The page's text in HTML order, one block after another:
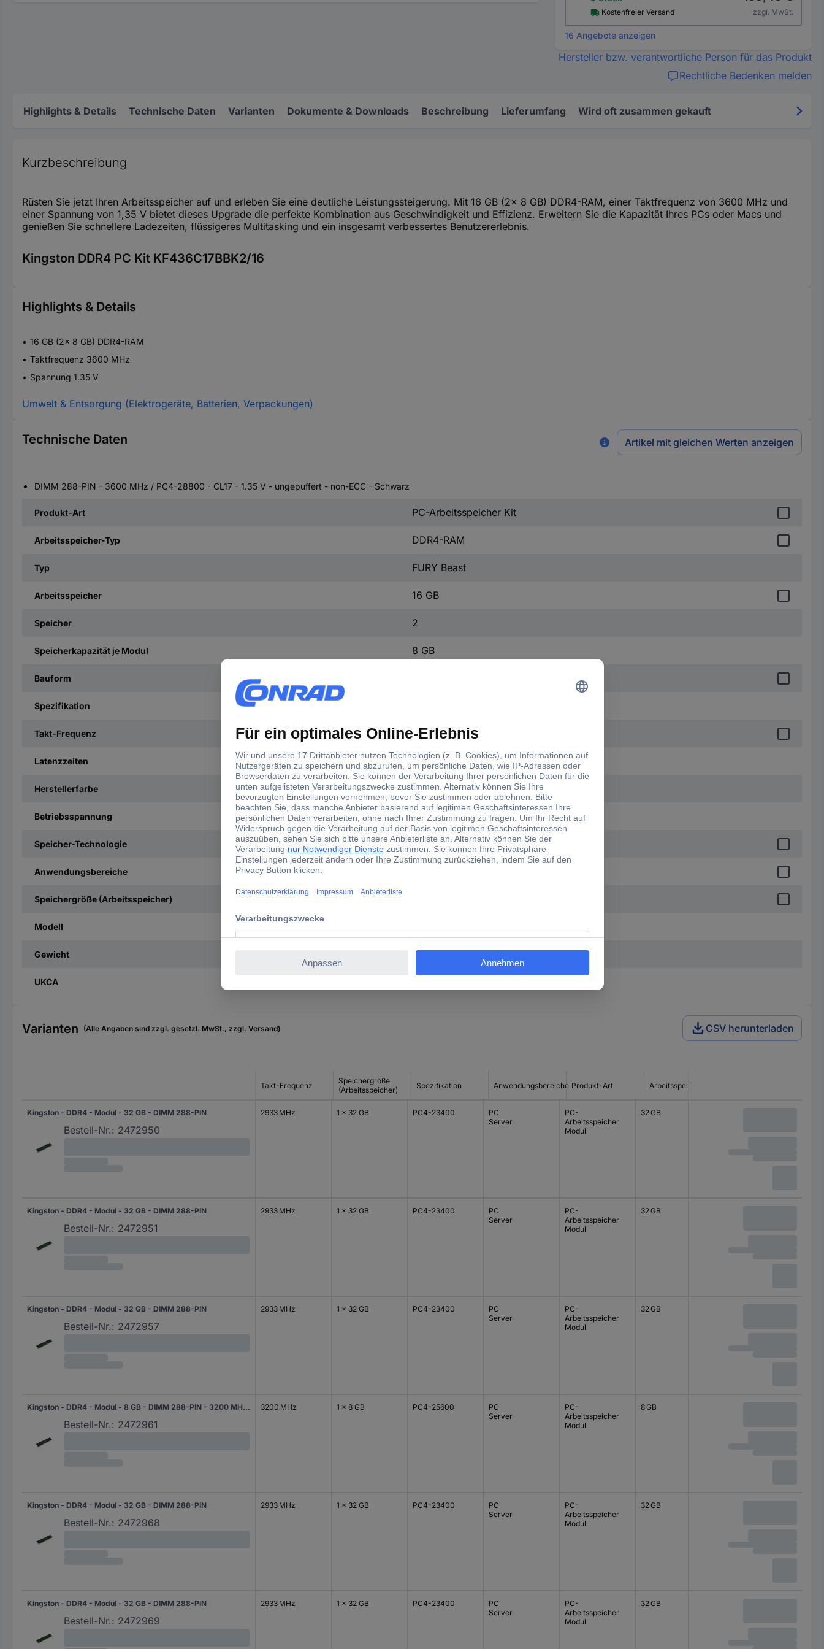
Kostenfreier Versand zzgl. MwSt.
16 Angebote anzeigen
Hersteller bzw. verantwortliche Person für das Produkt
Rechtliche Bedenken melden
Highlights & Details Technische Daten Varianten Dokumente & Downloads Beschreibung Lieferumfang Wird oft zusammen gekauft
Kurzbeschreibung
Rüsten Sie jetzt Ihren Arbeitsspeicher auf und erleben Sie eine deutliche Leistungssteigerung. Mit 16 GB (2x 8 GB) DDR4-RAM, einer Taktfrequenz von 3600 MHz und
einer Spannung von 1,35 V bietet dieses Upgrade die perfekte Kombination aus Geschwindigkeit und Effizienz. Erweitern Sie die Kapazität Ihres PCs oder Macs und
genießen Sie schnellere Ladezeiten, flüssigeres Multitasking und ein insgesamt verbessertes Benutzererlebnis.
Kingston DDR4 PC Kit KF436C17BBK2/16
Highlights & Details
16 GB (2x 8 GB) DDR4-RAM
Taktfrequenz 3600 MHz
Spannung 1.35 V
Umwelt & Entsorgung (Elektrogeräte, Batterien, Verpackungen)
Technische Daten Artikel mit gleichen Werten anzeigen
DIMM 288-PIN - 3600 MHz / PC4-28800 - CL17 - 1.35 V - ungepuffert - non-ECC - Schwarz
Produkt-Art PC-Arbeitsspeicher Kit
Arbeitsspeicher-Typ DDR4-RAM
Typ FURY Beast
Arbeitsspeicher 16 GB
Speicher 2
Speicherkapazität je Modul 8 GB
Bauform
Spezifikation
Takt-Frequenz 3600 MHz
Latenzzeiten CL17
Herstellerfarbe Schwarz
Betriebsspannung 1.35 V
Speicher-Technologie DDR4
Anwendungsbereiche
Speichergröße (Arbeitsspeicher)
Modell
Gewicht 0.096
UKCA
Varianten (Alle Angaben sind zzgl. gesetzl. MwSt., zzgl. Versand) CSV herunterladen
Takt-Frequenz
Speichergröße
(Arbeitsspeicher)
Spezifikation Anwendungsbereiche Produkt-Art Arbeitsspeicher
Kingston - DDR4 - Modul - 32 GB - DIMM 288-PIN
Bestell-Nr.: 2472950
2933 MHz 1 x 32 GB PC4-23400
PC
Server
PC-
Arbeitsspeicher
Modul
32 GB
Kingston - DDR4 - Modul - 32 GB - DIMM 288-PIN
Bestell-Nr.: 2472951
2933 MHz 1 x 32 GB PC4-23400
PC
Server
PC-
Arbeitsspeicher
Modul
32 GB
Kingston - DDR4 - Modul - 32 GB - DIMM 288-PIN
Bestell-Nr.: 2472957
2933 MHz 1 x 32 GB PC4-23400
PC
Server
PC-
Arbeitsspeicher
Modul
32 GB
Kingston - DDR4 - Modul - 8 GB - DIMM 288-PIN - 3200 MHz / PC4-25600
Bestell-Nr.: 2472961
3200 MHz 1 x 8 GB PC4-25600
PC
Server
PC-
Arbeitsspeicher
Modul
8 GB
Kingston - DDR4 - Modul - 32 GB - DIMM 288-PIN
Bestell-Nr.: 2472968
2933 MHz 1 x 32 GB PC4-23400
PC
Server
PC-
Arbeitsspeicher
Modul
32 GB
Kingston - DDR4 - Modul - 32 GB - DIMM 288-PIN
Bestell-Nr.: 2472969
2933 MHz 1 x 32 GB PC4-23400
PC
Server
PC-
Arbeitsspeicher
Modul
32 GB